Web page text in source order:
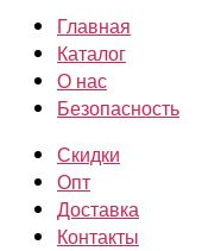
Главная
Каталог
О нас
Безопасность
Скидки
Опт
Доставка
Контакты